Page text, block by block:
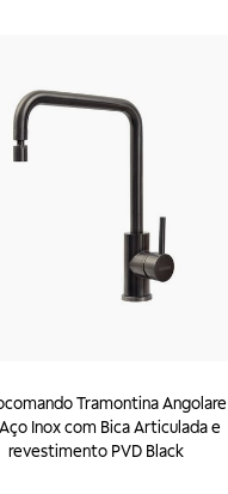
Tramontina Angolare
Inox com Bica Articulada e
revestimento PVD Black